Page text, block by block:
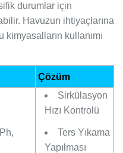
durumlar için
Havuzun ihtiyaçlarına
kimyasalların kullanımı
Çözüm
Sirkülasyon
Hızı Kontrolü
Ters Yıkama
Yapılması